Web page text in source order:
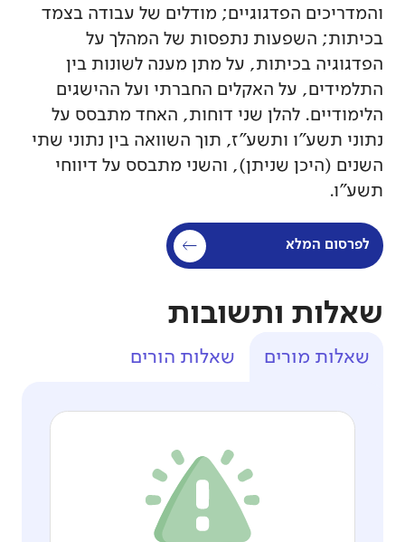
והמדריכים הפדגוגיים; מודלים של עבודה בצמד
בכיתות; השפעות נתפסות של המהלך על
הפדגוגיה בכיתות, על מתן מענה לשונות בין
התלמידים, על האקלים החברתי ועל ההישגים
הלימודיים. להלן שני דוחות, האחד מתבסס על
נתוני תשע"ו ותשע"ז, תוך השוואה בין נתוני שתי
השנים (היכן שניתן), והשני מתבסס על דיווחי
תשע"ו.
לפרסום המלא
שאלות ותשובות
שאלות מורים שאלות הורים